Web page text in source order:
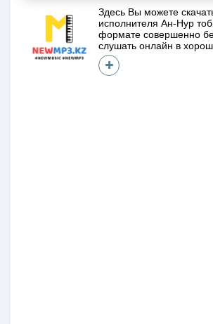
Здесь Вы можете
исполнителя Ан-Нур
формате совершенно
слушать онлайн в